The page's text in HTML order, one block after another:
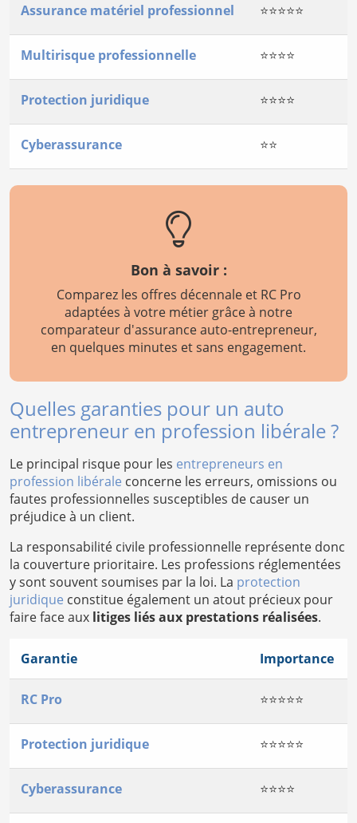
Assurance matériel professionnel ⭐⭐⭐⭐⭐
Multirisque professionnelle ⭐⭐⭐⭐
Protection juridique ⭐⭐⭐⭐
Cyberassurance ⭐⭐
Bon à savoir :
Comparez les offres décennale et RC Pro
adaptées à votre métier grâce à notre
comparateur d'assurance auto-entrepreneur,
en quelques minutes et sans engagement.
Quelles garanties pour un auto
entrepreneur en profession libérale ?
Le principal risque pour les entrepreneurs en
profession libérale concerne les erreurs, omissions ou
fautes professionnelles susceptibles de causer un
préjudice à un client.
La responsabilité civile professionnelle représente donc
la couverture prioritaire. Les professions réglementées
y sont souvent soumises par la loi. La protection
juridique constitue également un atout précieux pour
faire face aux litiges liés aux prestations réalisées.
Garantie Importance
RC Pro ⭐⭐⭐⭐⭐
Protection juridique ⭐⭐⭐⭐⭐
Cyberassurance ⭐⭐⭐⭐